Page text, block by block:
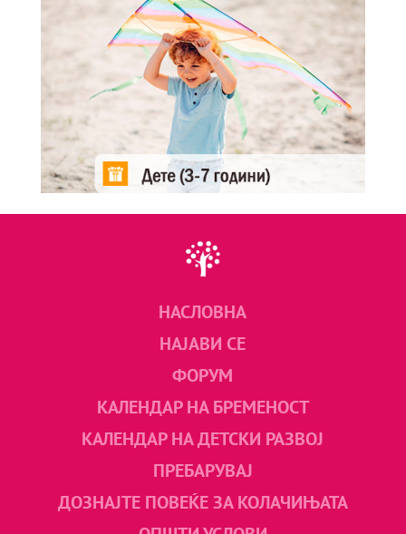
НАСЛОВНА
НАЈАВИ СЕ
ФОРУМ
КАЛЕНДАР НА БРЕМЕНОСТ
КАЛЕНДАР НА ДЕТСКИ РАЗВОЈ
ПРЕБАРУВАЈ
ДОЗНАЈТЕ ПОВЕЌЕ ЗА КОЛАЧИЊАТА